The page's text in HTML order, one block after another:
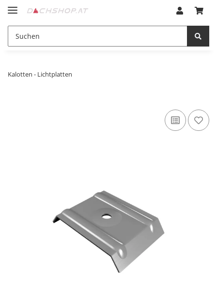
Kalotten - Lichtplatten